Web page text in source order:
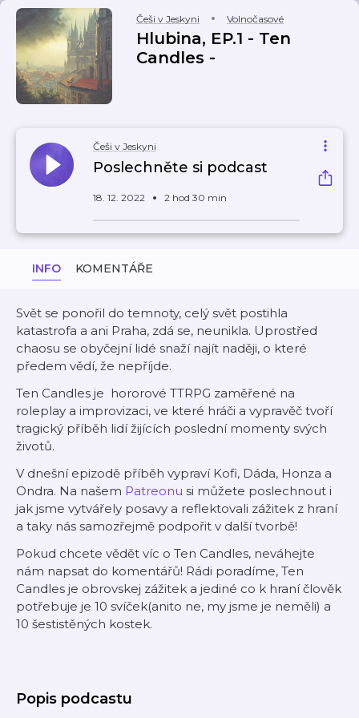
Češi v Jeskyni Volnočasové
Hlubina, EP.1 - Ten
Candles -
Češi v Jeskyni
Poslechněte si podcast
18. 12. 2022 2 hod 30 min
INFO KOMENTÁŘE
Svět se ponořil do temnoty, celý svět postihla
katastrofa a ani Praha, zdá se, neunikla. Uprostřed
chaosu se obyčejní lidé snaží najít naději, o které
předem vědí, že nepříjde.
Ten Candles je hororové TTRPG zaměřené na
roleplay a improvizaci, ve které hráči a vypravěč tvoří
tragický příběh lidí žijících poslední momenty svých
životů.
V dnešní epizodě příběh vypraví Kofi, Dáda, Honza a
Ondra. Na našem Patreonu si můžete poslechnout i
jak jsme vytvářely posavy a reflektovali zážitek z hraní
a taky nás samozřejmě podpořit v další tvorbě!
Pokud chcete vědět víc o Ten Candles, neváhejte
nám napsat do komentářů! Rádi poradíme, Ten
Candles je obrovskej zážitek a jediné co k hraní člověk
potřebuje je 10 svíček(anito ne, my jsme je neměli) a
10 šestistěných kostek.
Popis podcastu